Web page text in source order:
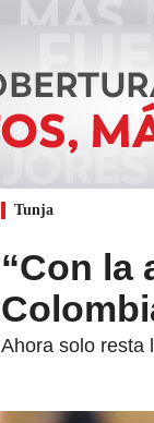
Tunja
“Con la
Ahora solo resta